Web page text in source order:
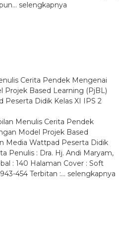
selengkapnya
Cerita Pendek Mengenai
Projek Based Learning (PjBL)
Didik Kelas XI IPS 2
Menulis Cerita Pendek
Model Projek Based
Media Wattpad Peserta Didik
Penulis : Dra. Hj. Andi Maryam,
: 140 Halaman Cover : Soft
454 Terbitan :… selengkapnya